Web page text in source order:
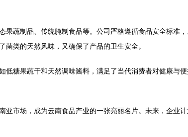
蔬制品、传统腌制食品等。公司严格遵循食品安全标准
类的天然风味，又确保了产品的卫生安全。
糖果蔬干和天然调味酱料，满足了当代消费者对健康与
市场，成为云南食品产业的一张亮丽名片。未来，企业